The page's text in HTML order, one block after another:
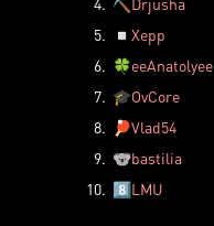
5.
◽ Xepp
6. 🍀eeAnatolyee
7. 🎓OvCore
8.
🏓Vlad54
9. 🐨bastilia
10. 8️⃣LMU